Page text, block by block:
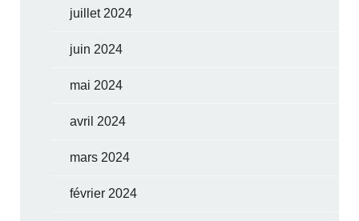
juillet 2024
juin 2024
mai 2024
avril 2024
mars 2024
février 2024